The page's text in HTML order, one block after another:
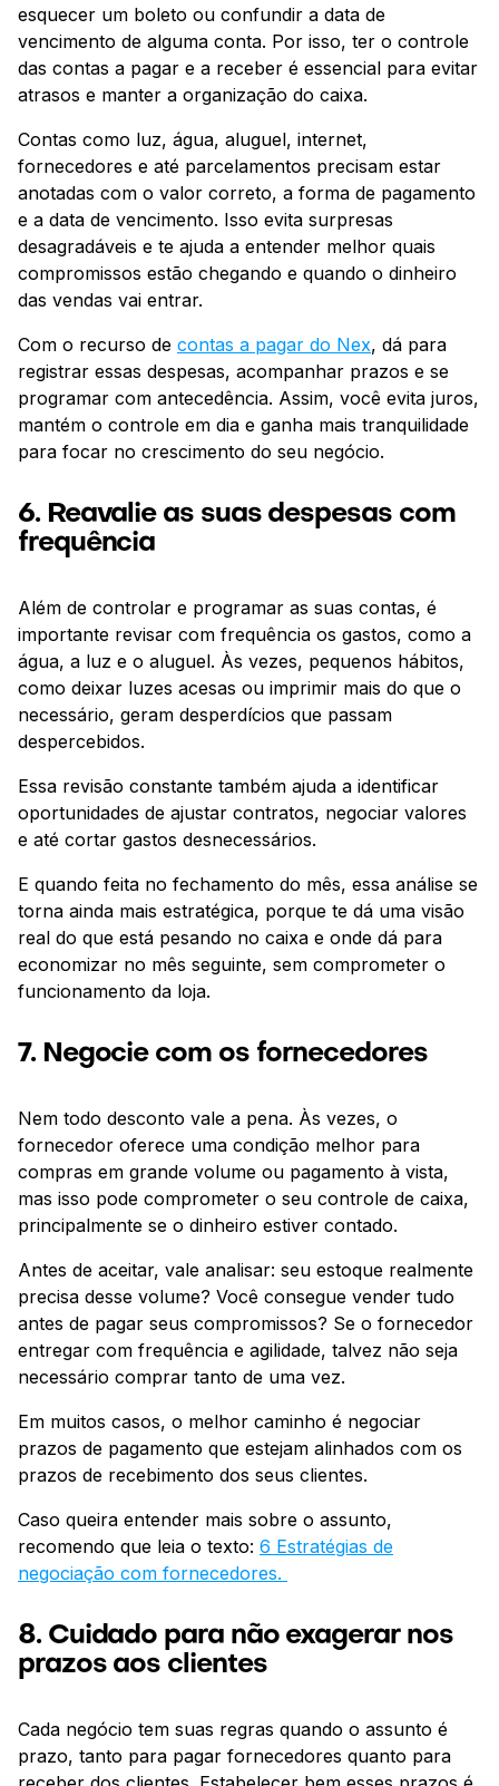
esquecer um boleto ou confundir a data de
vencimento de alguma conta. Por isso, ter o controle
das contas a pagar e a receber é essencial para evitar
atrasos e manter a organização do caixa.
Contas como luz, água, aluguel, internet,
fornecedores e até parcelamentos precisam estar
anotadas com o valor correto, a forma de pagamento
e a data de vencimento. Isso evita surpresas
desagradáveis e te ajuda a entender melhor quais
compromissos estão chegando e quando o dinheiro
das vendas vai entrar.
Com o recurso de contas a pagar do Nex, dá para
registrar essas despesas, acompanhar prazos e se
programar com antecedência. Assim, você evita juros,
mantém o controle em dia e ganha mais tranquilidade
para focar no crescimento do seu negócio.
6. Reavalie as suas despesas com
frequência
Além de controlar e programar as suas contas, é
importante revisar com frequência os gastos, como a
água, a luz e o aluguel. Às vezes, pequenos hábitos,
como deixar luzes acesas ou imprimir mais do que o
necessário, geram desperdícios que passam
despercebidos.
Essa revisão constante também ajuda a identificar
oportunidades de ajustar contratos, negociar valores
e até cortar gastos desnecessários.
E quando feita no fechamento do mês, essa análise se
torna ainda mais estratégica, porque te dá uma visão
real do que está pesando no caixa e onde dá para
economizar no mês seguinte, sem comprometer o
funcionamento da loja.
7. Negocie com os fornecedores
Nem todo desconto vale a pena. Às vezes, o
fornecedor oferece uma condição melhor para
compras em grande volume ou pagamento à vista,
mas isso pode comprometer o seu controle de caixa,
principalmente se o dinheiro estiver contado.
Antes de aceitar, vale analisar: seu estoque realmente
precisa desse volume? Você consegue vender tudo
antes de pagar seus compromissos? Se o fornecedor
entregar com frequência e agilidade, talvez não seja
necessário comprar tanto de uma vez.
Em muitos casos, o melhor caminho é negociar
prazos de pagamento que estejam alinhados com os
prazos de recebimento dos seus clientes.
Caso queira entender mais sobre o assunto,
recomendo que leia o texto: 6 Estratégias de
negociação com fornecedores.
8. Cuidado para não exagerar nos
prazos aos clientes
Cada negócio tem suas regras quando o assunto é
prazo, tanto para pagar fornecedores quanto para